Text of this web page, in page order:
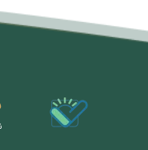
متن